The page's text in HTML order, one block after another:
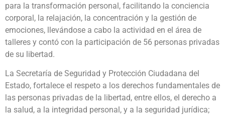
para la transformación personal, facilitando la conciencia
corporal, la relajación, la concentración y la gestión de
emociones, llevándose a cabo la actividad en el área de
talleres y contó con la participación de 56 personas privadas
de su libertad.
La Secretaría de Seguridad y Protección Ciudadana del
Estado, fortalece el respeto a los derechos fundamentales de
las personas privadas de la libertad, entre ellos, el derecho a
la salud, a la integridad personal, y a la seguridad jurídica;